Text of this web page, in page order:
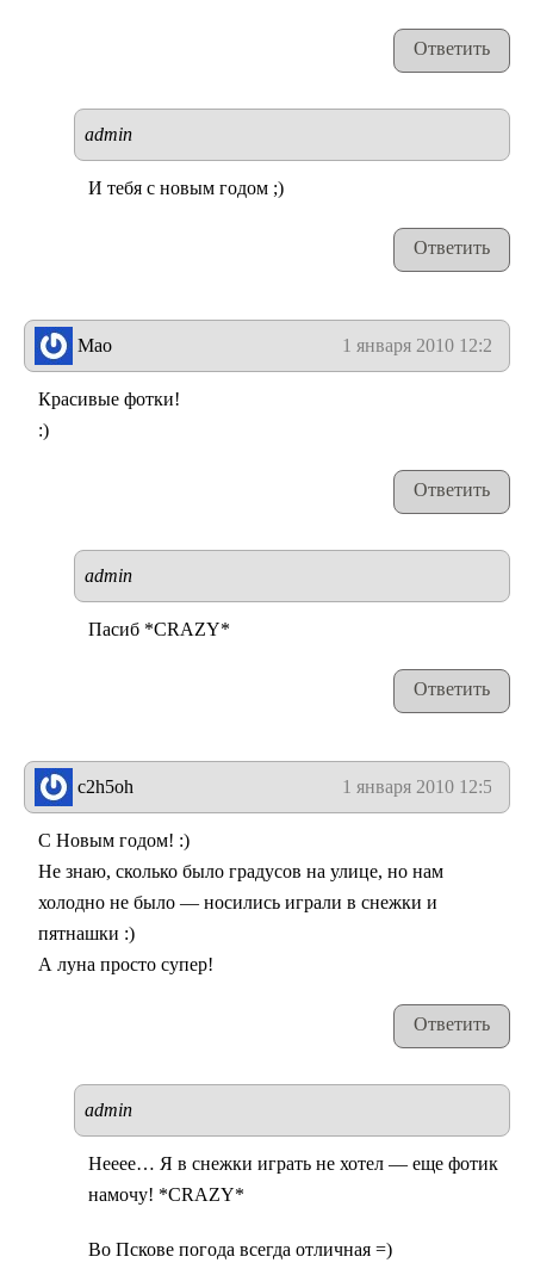
Ответить
admin
И тебя с новым годом ;)
Ответить
Mao 1 января 2010 12:23
Красивые фотки!
:)
Ответить
admin
Пасиб *CRAZY*
Ответить
c2h5oh 1 января 2010 12:53
С Новым годом! :)
Не знаю, сколько было градусов на улице, но нам
холодно не было — носились играли в снежки и
пятнашки :)
А луна просто супер!
Ответить
admin
Нееее… Я в снежки играть не хотел — еще фотик
намочу! *CRAZY*
Во Пскове погода всегда отличная =)